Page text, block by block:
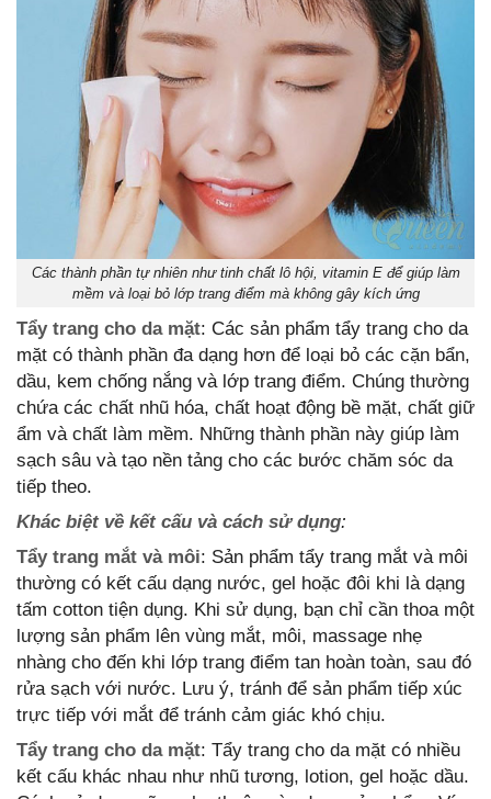
Các thành phần tự nhiên như tinh chất lô hội, vitamin E để giúp làm
mềm và loại bỏ lớp trang điểm mà không gây kích ứng
Tẩy trang cho da mặt: Các sản phẩm tẩy trang cho da
mặt có thành phần đa dạng hơn để loại bỏ các cặn bẩn,
dầu, kem chống nắng và lớp trang điểm. Chúng thường
chứa các chất nhũ hóa, chất hoạt động bề mặt, chất giữ
ẩm và chất làm mềm. Những thành phần này giúp làm
sạch sâu và tạo nền tảng cho các bước chăm sóc da
tiếp theo.
Khác biệt về kết cấu và cách sử dụng:
Tẩy trang mắt và môi: Sản phẩm tẩy trang mắt và môi
thường có kết cấu dạng nước, gel hoặc đôi khi là dạng
tấm cotton tiện dụng. Khi sử dụng, bạn chỉ cần thoa một
lượng sản phẩm lên vùng mắt, môi, massage nhẹ
nhàng cho đến khi lớp trang điểm tan hoàn toàn, sau đó
rửa sạch với nước. Lưu ý, tránh để sản phẩm tiếp xúc
trực tiếp với mắt để tránh cảm giác khó chịu.
Tẩy trang cho da mặt: Tẩy trang cho da mặt có nhiều
kết cấu khác nhau như nhũ tương, lotion, gel hoặc dầu.